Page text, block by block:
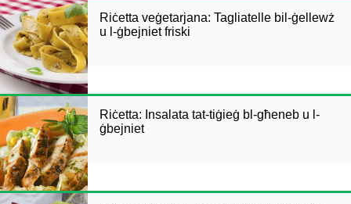
Riċetta veġetarjana: Tagliatelle bil-ġellewż
u l-ġbejniet friski
Riċetta: Insalata tat-tiġieġ bl-għeneb u l-
ġbejniet